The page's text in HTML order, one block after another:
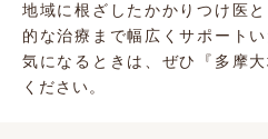
地域に根ざしたかかりつけ医
的な治療まで幅広くサポート
気になるときは、ぜひ『多摩
ください。